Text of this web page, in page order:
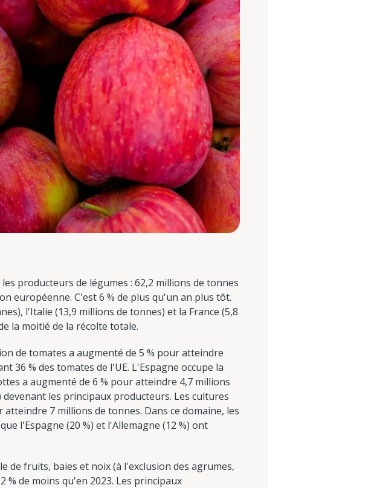
producteurs de légumes : 62,2 millions de tonnes
européenne. C'est 6 % de plus qu'un an plus tôt.
l'Italie (13,9 millions de tonnes) et la France (5,8
la moitié de la récolte totale.
de tomates a augmenté de 5 % pour atteindre
36 % des tomates de l'UE. L'Espagne occupe la
a augmenté de 6 % pour atteindre 4,7 millions
devenant les principaux producteurs. Les cultures
7 millions de tonnes. Dans ce domaine, les
l'Espagne (20 %) et l'Allemagne (12 %) ont
de fruits, baies et noix (à l'exclusion des agrumes,
% de moins qu'en 2023. Les principaux